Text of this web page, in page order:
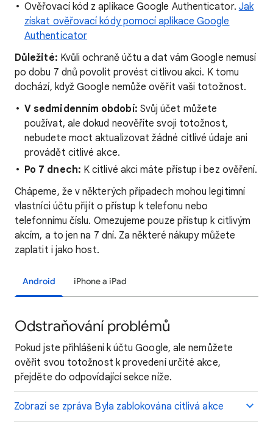
Ověřovací kód z aplikace Google Authenticator. Jak
získat ověřovací kódy pomocí aplikace Google
Authenticator
Důležité: Kvůli ochraně účtu a dat vám Google nemusí
po dobu 7 dnů povolit provést citlivou akci. K tomu
dochází, když Google nemůže ověřit vaši totožnost.
V sedmidenním období: Svůj účet můžete
používat, ale dokud neověříte svoji totožnost,
nebudete moct aktualizovat žádné citlivé údaje ani
provádět citlivé akce.
Po 7 dnech: K citlivé akci máte přístup i bez ověření.
Chápeme, že v některých případech mohou legitimní
vlastníci účtu přijít o přístup k telefonu nebo
telefonnímu číslu. Omezujeme pouze přístup k citlivým
akcím, a to jen na 7 dní. Za některé nákupy můžete
zaplatit i jako host.
Android iPhone a iPad
Odstraňování problémů
Pokud jste přihlášeni k účtu Google, ale nemůžete
ověřit svou totožnost k provedení určité akce,
přejděte do odpovídající sekce níže.
Zobrazí se zpráva Byla zablokována citlivá akce